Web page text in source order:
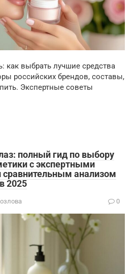
как выбрать лучшие средства
российских брендов, составы,
Экспертные советы
полный гид по выбору
с экспертными
анализом
2025
0